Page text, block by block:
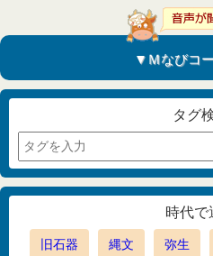
▼Ｍなびコ
タグ
時代で
旧石器 縄文 弥生